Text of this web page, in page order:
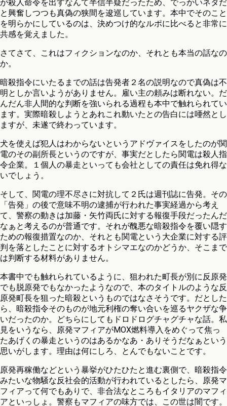
が殺人命令を出すなんて半信半疑だったため、でっかいネタだ
と興奮しつつも真偽の狭間を逡巡しています。本中でそのこと
を明らかにしているのは、決めつけ的なルポに比べると非常に
共感を覚えました。
さてさて、これはフィクションなのか、それとも本当の話なの
か。
暗殺指令にいたるまでの話は告発者２名の説明なので真偽は不
明としか言いようがありません。雇い主の頼みは断れない。だ
んだん非人間的な判断を強いられる過程も本中で触れられてい
ます。実際暗殺しようとあれこれ動いたとの告白には唖然とし
ますが、未遂で終わっています。
犬を使えば犯人はわからないというアドヴァイスをしたのが関
電のその副所長というのですが、事実だとしたら関電は殺人指
令企業。１個人の暴走といっても会社としての責任は免れ得な
いでしょう。
そして、関電の理不尽さに対抗して２氏は週刊誌に告発。その
「告発」の後で意味不明の逮捕が行われた事実経過から考え
て、警察の動きは加藤・矢竹両氏に対する報復手段だったんだ
なぁと考えるのが普通です。それが醜悪な暗殺指令を覆い隠す
ための報復措置なのか、それとも関電という大企業に対する評
判を落としたことに対するオトシマエなのかどうか、そこまで
は判断する材料がありません。
本書中でも触れられているように、狙われた町長が別に反原発
でも脱原発でもなかったようなので、本のタイトルのような反
原発町長を狙った暗殺というものではなさそうです。だとした
ら、暗殺指令そのものが地元利権の奪い合いを巡るヤクザな争
いだったのか。どちらにしてもドロドログチャグチャな話。私
見をいうなら、原発マフィアがMOX燃料導入をめぐって焦っ
たあげくの暴走というのはあるかなあ・ありそうだなぁという
思いがします。理由は何にしろ、とんでもないことです。
原発再稼働などという暴挙がひたひたと進む裏側で、暗殺指令
みたいな物騒な反社会的活動が行われているとしたら、原発マ
フィアって何でもありで、非合法なところもイタリアのマフィ
アといっしょ。警察もマフィアの味方では、この世は闇です。